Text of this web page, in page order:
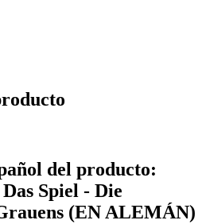
del producto:
Spiel - Die
(EN ALEMÁN)